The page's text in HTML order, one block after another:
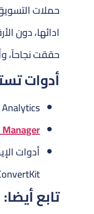
حملات
ادائها، دون
حققت نجاحاً،
أدوات
تابع أيضا: